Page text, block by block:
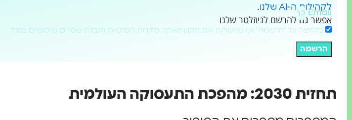
לקהילות ה-AI שלנו
.
אפשר גם להרשם לניוזלטר שלנו
Email
בלחיצה על "הרשמה" אני מאשר/ת את תקנון האתר, מדיניות הפרטיות וקבלת מסרים פרסומיים במייל
הרשמה
תחזית 2030: מהפכת התעסוקה העולמית